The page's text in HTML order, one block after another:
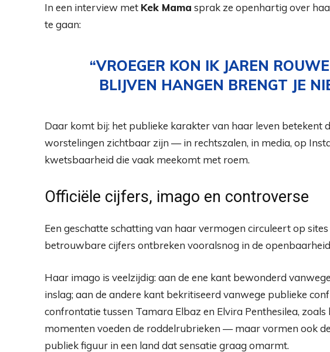
In een interview met Kek Mama sprak ze openhartig over
te gaan:
“VROEGER KON IK JAREN
BLIJVEN HANGEN BRENGT JE
Daar komt bij: het publieke karakter van haar leven betekent
worstelingen zichtbaar zijn — in rechtszalen, in media, op
kwetsbaarheid die vaak meekomt met roem.
Officiële cijfers, imago en controverse
Een geschatte schatting van haar vermogen circuleert op
betrouwbare cijfers ontbreken vooralsnog in de
Haar imago is veelzijdig: aan de ene kant bewonderd
inslag; aan de andere kant bekritiseerd vanwege publieke
confrontatie tussen Tamara Elbaz en Elvira Penthesilea,
momenten voeden de roddelrubrieken — maar vormen ook
publiek figuur in een land dat sensatie graag omarmt.